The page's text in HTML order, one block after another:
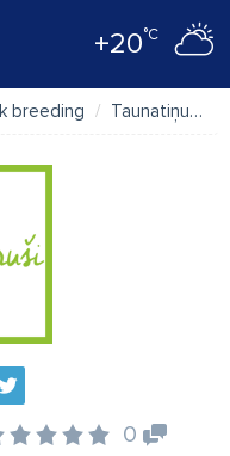
+20°C
breeding Taunatiņu truši
0